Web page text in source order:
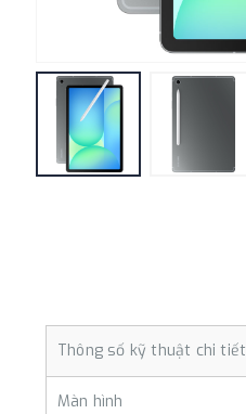
Thông số kỹ thuật chi tiết
Màn hình